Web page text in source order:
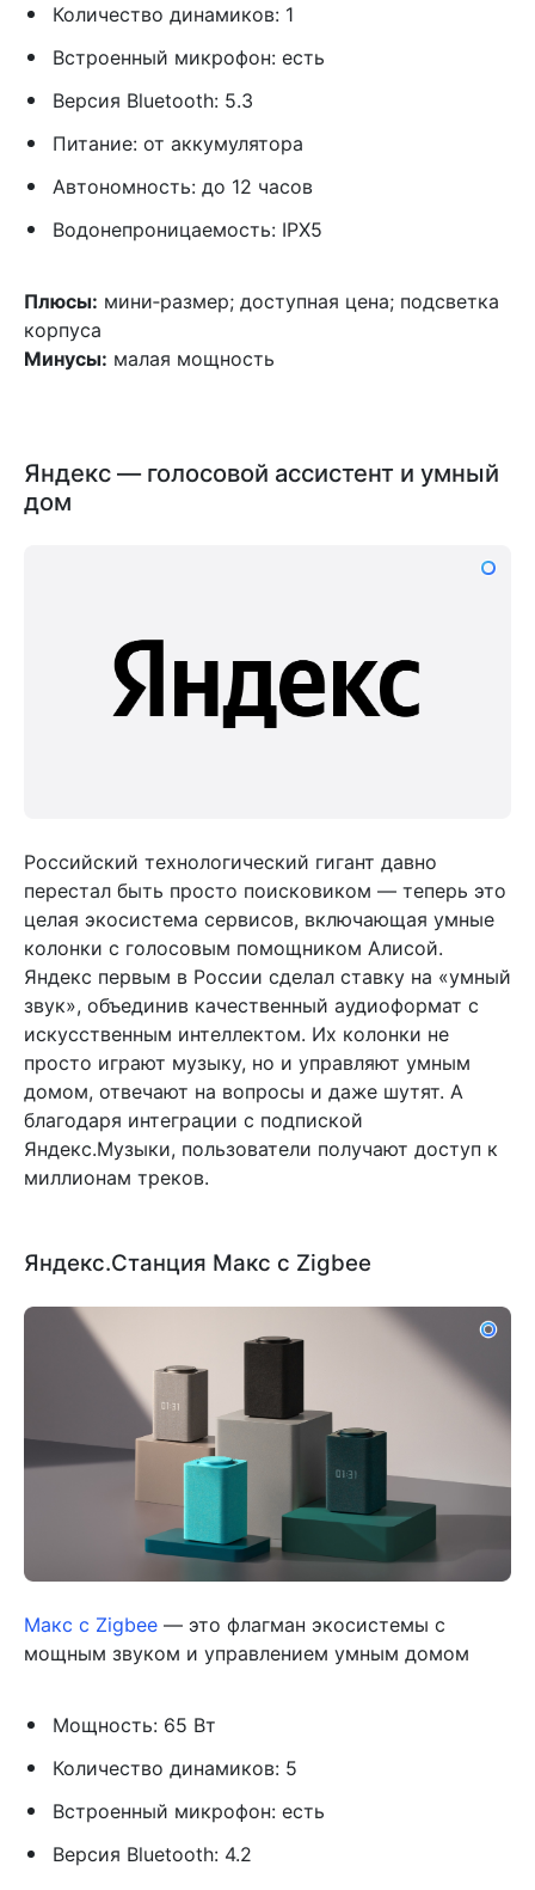
Количество динамиков: 1
Встроенный микрофон: есть
Версия Bluetooth: 5.3
Питание: от аккумулятора
Автономность: до 12 часов
Водонепроницаемость: IPX5
Плюсы: мини‑размер; доступная цена; подсветка
корпуса
Минусы: малая мощность
Яндекс — голосовой ассистент и умный
дом
Российский технологический гигант давно
перестал быть просто поисковиком — теперь это
целая экосистема сервисов, включающая умные
колонки с голосовым помощником Алисой.
Яндекс первым в России сделал ставку на «умный
звук», объединив качественный аудиоформат с
искусственным интеллектом. Их колонки не
просто играют музыку, но и управляют умным
домом, отвечают на вопросы и даже шутят. А
благодаря интеграции с подпиской
Яндекс.Музыки, пользователи получают доступ к
миллионам треков.
Яндекс.Станция Макс с Zigbee
Макс с Zigbee — это флагман экосистемы с
мощным звуком и управлением умным домом
Мощность: 65 Вт
Количество динамиков: 5
Встроенный микрофон: есть
Версия Bluetooth: 4.2